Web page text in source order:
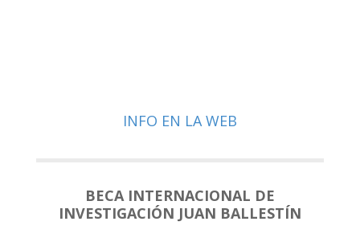
INFO EN LA WEB
BECA INTERNACIONAL DE
INVESTIGACIÓN JUAN BALLESTÍN